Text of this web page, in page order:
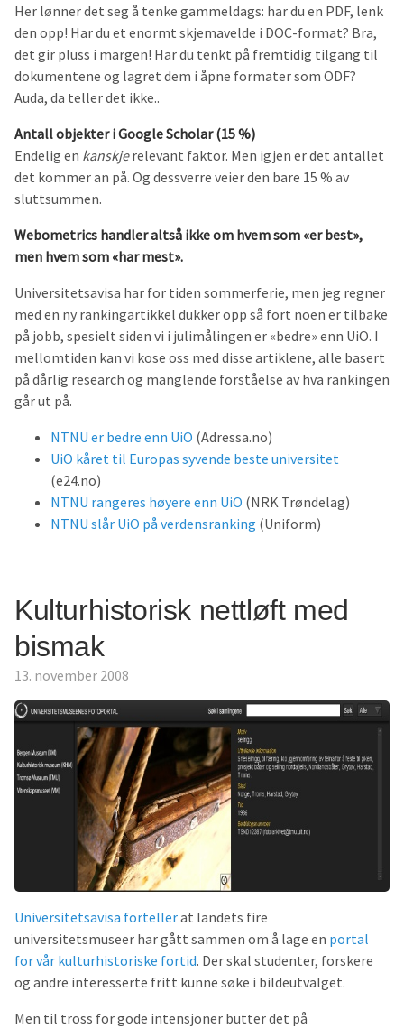
Her lønner det seg å tenke gammeldags: har du en PDF, lenk
den opp! Har du et enormt skjemavelde i DOC-format? Bra,
det gir pluss i margen! Har du tenkt på fremtidig tilgang til
dokumentene og lagret dem i åpne formater som ODF?
Auda, da teller det ikke..
Antall objekter i Google Scholar (15 %)
Endelig en kanskjerelevant faktor. Men igjen er det antallet
det kommer an på. Og dessverre veier den bare 15 % av
sluttsummen.
Webometrics handler altså ikke om hvem som «er best»,
men hvem som «har mest».
Universitetsavisa har for tiden sommerferie, men jeg regner
med en ny rankingartikkel dukker opp så fort noen er tilbake
på jobb, spesielt siden vi i julimålingen er «bedre» enn UiO. I
mellomtiden kan vi kose oss med disse artiklene, alle basert
på dårlig research og manglende forståelse av hva rankingen
går ut på.
NTNU er bedre enn UiO (Adressa.no)
UiO kåret til Europas syvende beste universitet
(e24.no)
NTNU rangeres høyere enn UiO (NRK Trøndelag)
NTNU slår UiO på verdensranking (Uniform)
Kulturhistorisk nettløft med
bismak
13. november 2008
Universitetsavisa fortellerat landets fire
universitetsmuseer har gått sammen om å lage en portal
for vår kulturhistoriske fortid. Der skal studenter, forskere
og andre interesserte fritt kunne søke i bildeutvalget.
Men til tross for gode intensjoner butter det på